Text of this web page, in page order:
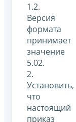
1.2.
Версия
формата
принимает
значение
5.02.
2.
Установить,
что
настоящий
приказ